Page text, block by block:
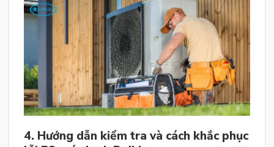
4. Hướng dẫn kiểm tra và cách khắc phục